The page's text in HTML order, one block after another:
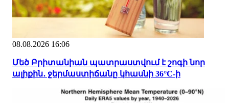
08.08.2026 16:06
Մեծ Բրիտանիան պատրաստվում է շոգի նոր
ալիքին․ ջերմաստիճանը կհասնի 36°C-ի